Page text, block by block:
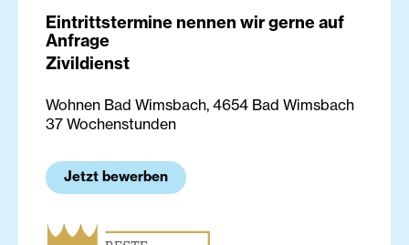
Eintrittstermine nennen wir gerne auf
Anfrage
Zivildienst
Wohnen Bad Wimsbach, 4654 Bad Wimsbach
37 Wochenstunden
Jetzt bewerben